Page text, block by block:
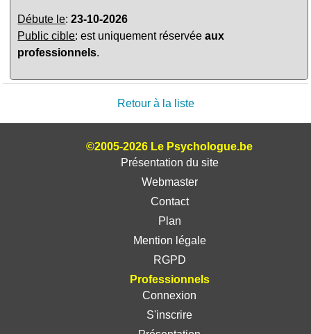
Débute le:23-10-2026
Public cible: est uniquement réservéeaux
professionnels.
Retour à la liste
©2005-2026 Le Psychologue.be
Présentation du site
Webmaster
Contact
Plan
Mention légale
RGPD
Professionnels
Connexion
S'inscrire